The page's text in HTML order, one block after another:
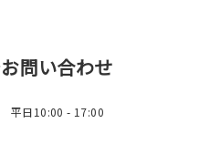
問い合わせ
平日10:00 - 17:00